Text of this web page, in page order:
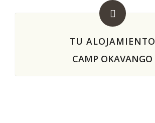
TU ALOJAMIENTO
CAMP OKAVANGO